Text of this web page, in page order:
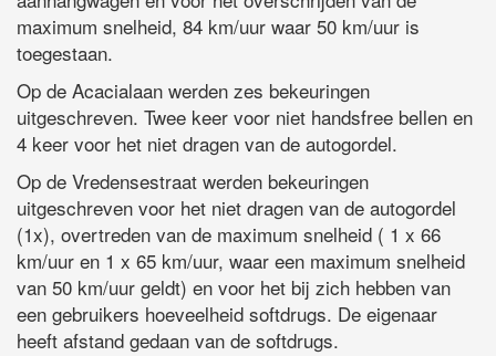
maximum snelheid, 84 km/uur waar 50 km/uur is
toegestaan.
Op de Acacialaan werden zes bekeuringen
uitgeschreven. Twee keer voor niet handsfree bellen en
4 keer voor het niet dragen van de autogordel.
Op de Vredensestraat werden bekeuringen
uitgeschreven voor het niet dragen van de autogordel
(1x), overtreden van de maximum snelheid ( 1 x 66
km/uur en 1 x 65 km/uur, waar een maximum snelheid
van 50 km/uur geldt) en voor het bij zich hebben van
een gebruikers hoeveelheid softdrugs. De eigenaar
heeft afstand gedaan van de softdrugs.